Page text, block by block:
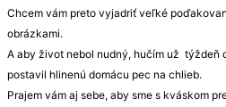
Chcem vám preto vyjadriť veľké
obrázkami.
A aby život nebol nudný, hučím už týždeň
postavil hlinenú domácu pec na chlieb.
Prajem vám aj sebe, aby sme s kváskom